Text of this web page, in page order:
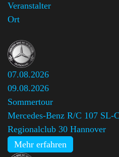
Veranstalter
Ort
07.08.2026
09.08.2026
Sommertour
Mercedes-Benz R/C 107 SL-
Regionalclub 30 Hannover
Mehr erfahren